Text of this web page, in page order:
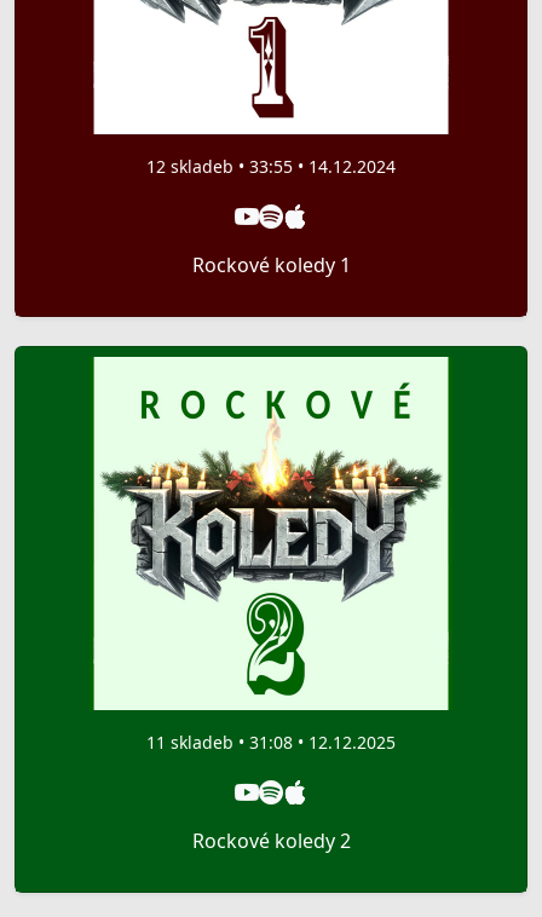
12 skladeb • 33:55 • 14.12.2024
Rockové koledy 1
11 skladeb • 31:08 • 12.12.2025
Rockové koledy 2